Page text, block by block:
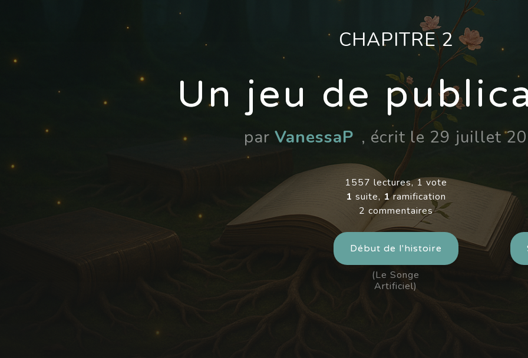
CHAPITRE 2
Un jeu de
par VanessaP , écrit le 29 juillet
1557 lectures, 1 vote
1 suite, 1ramification
2 commentaires
Début de l'histoire
(Le Songe
Artificiel)